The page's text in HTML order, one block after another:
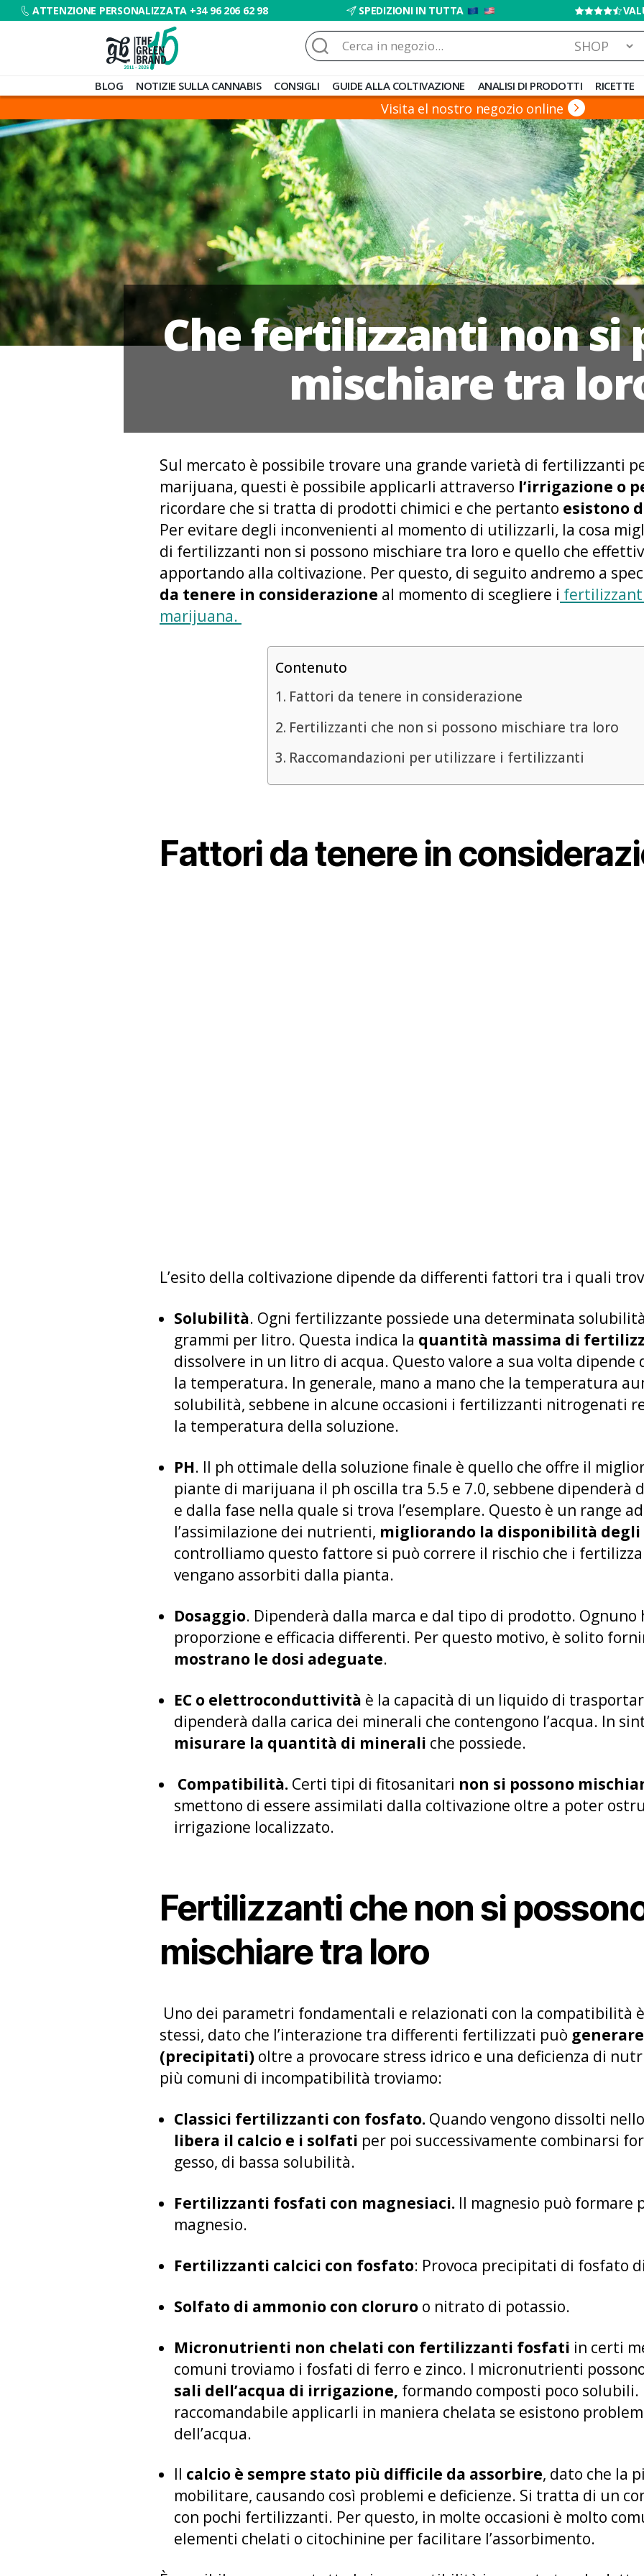
ATTENZIONE PERSONALIZZATA +34 96 206 62 98 SPEDIZIONI IN TUTTA
de
Barato
Cerca:
BLOG NOTIZIE SULLA CANNABIS CONSIGLI GUIDE ALLA COLTIVAZIONE ANALISI DI PRODOTTI RICETTE
Visita el nostro negozio online
Che fertilizzanti non si
mischiare tra
Sul mercato è possibile trovare una grande varietà di fertilizzanti
marijuana, questi è possibile applicarli attraverso l’irrigazione o
ricordare che si tratta di prodotti chimici e che pertanto esistono
Per evitare degli inconvenienti al momento di utilizzarli, la cosa
di fertilizzanti non si possono mischiare tra loro e quello che
apportando alla coltivazione. Per questo, di seguito andremo a
da tenere in considerazione al momento di scegliere i
marijuana.
Contenuto
Fattori da tenere in considerazione
Fertilizzanti che non si possono mischiare tra loro
Raccomandazioni per utilizzare i fertilizzanti
Fattori da tenere in
L’esito della coltivazione dipende da differenti fattori tra i quali
Solubilità. Ogni fertilizzante possiede una determinata
grammi per litro. Questa indica la quantità massima di
dissolvere in un litro di acqua. Questo valore a sua volta dipende
la temperatura. In generale, mano a mano che la temperatura
solubilità, sebbene in alcune occasioni i fertilizzanti nitrogenati
la temperatura della soluzione.
PH. Il ph ottimale della soluzione finale è quello che offre il
piante di marijuana il ph oscilla tra 5.5 e 7.0, sebbene dipenderà
e dalla fase nella quale si trova l’esemplare. Questo è un range
l’assimilazione dei nutrienti, migliorando la disponibilità degli
controlliamo questo fattore si può correre il rischio che i
vengano assorbiti dalla pianta.
Dosaggio. Dipenderà dalla marca e dal tipo di prodotto. Ognuno
proporzione e efficacia differenti. Per questo motivo, è solito
mostrano le dosi adeguate.
EC o elettroconduttività è la capacità di un liquido di
dipenderà dalla carica dei minerali che contengono l’acqua. In
misurare la quantità di minerali che possiede.
Compatibilità. Certi tipi di fitosanitari non si possono
smettono di essere assimilati dalla coltivazione oltre a poter
irrigazione localizzato.
Fertilizzanti che non si
mischiare tra loro
Uno dei parametri fondamentali e relazionati con la compatibilità
stessi, dato che l’interazione tra differenti fertilizzati può
(precipitati) oltre a provocare stress idrico e una deficienza di
più comuni di incompatibilità troviamo:
Classici fertilizzanti con fosfato. Quando vengono dissolti
libera il calcio e i solfati per poi successivamente combinarsi
gesso, di bassa solubilità.
Fertilizzanti fosfati con magnesiaci. Il magnesio può
magnesio.
Fertilizzanti calcici con fosfato: Provoca precipitati di fosfato
Solfato di ammonio con cloruro o nitrato di potassio.
Micronutrienti non chelati con fertilizzanti fosfati in certi
comuni troviamo i fosfati di ferro e zinco. I micronutrienti
sali dell’acqua di irrigazione, formando composti poco solubili.
raccomandabile applicarli in maniera chelata se esistono
dell’acqua.
Il calcio è sempre stato più difficile da assorbire, dato che la
mobilitare, causando così problemi e deficienze. Si tratta di un
con pochi fertilizzanti. Per questo, in molte occasioni è molto
elementi chelati o citochinine per facilitare l’assorbimento.